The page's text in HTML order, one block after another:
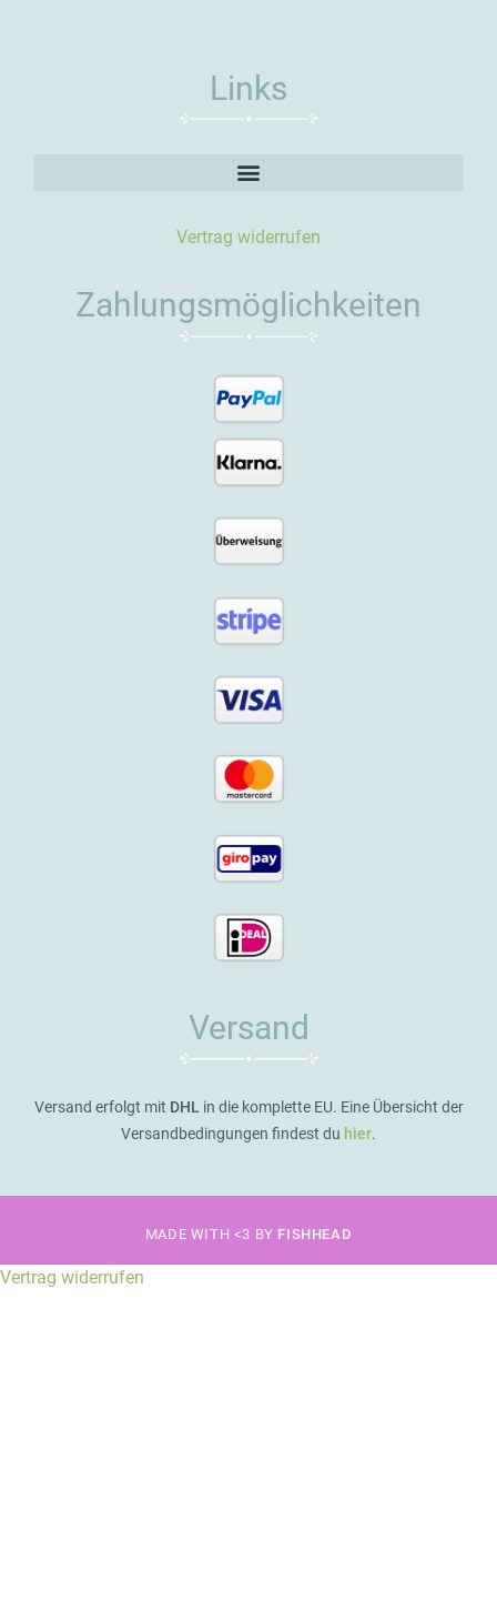
Links
Vertrag widerrufen
Zahlungsmöglichkeiten
Versand
Versand erfolgt mit DHL in die komplette EU. Eine Übersicht der
Versandbedingungen findest du hier.
MADE WITH <3 BY FISHHEAD
Vertrag widerrufen